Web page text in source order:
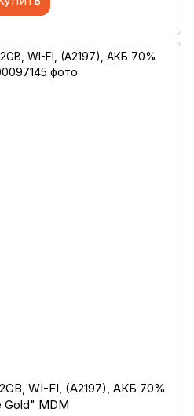
WI-FI, (A2197), АКБ 70%
Gold" MDM